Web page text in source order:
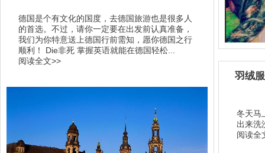
德国是个有文化的国度，去德国旅游也是很多人
的首选。不过，请你一定要在出发前认真准备，
我们为你特意送上德国行前需知，愿你德国之行
顺利！ Die非死 掌握英语就能在德国轻松...
阅读全文>>
羽绒
冬天马
出来洗
阅读全